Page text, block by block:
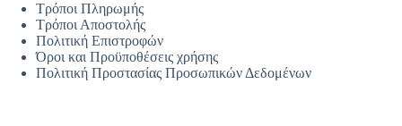
Τρόποι Πληρωμής
Τρόποι Αποστολής
Πολιτική Επιστροφών
Όροι και Προϋποθέσεις χρήσης
Πολιτική Προστασίας Προσωπικών Δεδομένων